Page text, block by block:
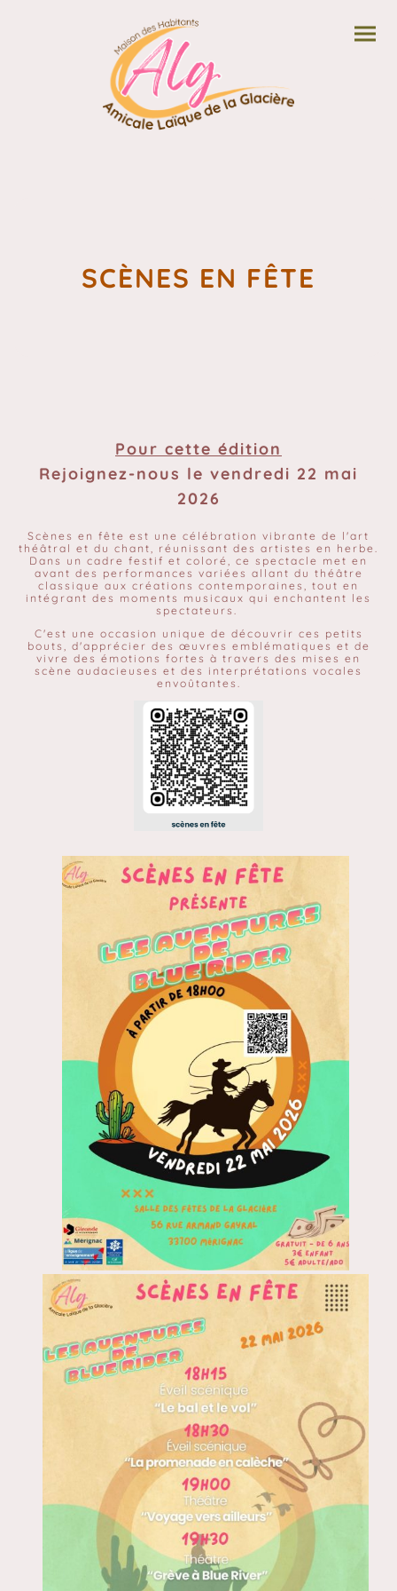
SCÈNES EN FÊTE
Pour cette édition
Rejoignez-nous le vendredi 22 mai
2026
Scènes en fête est une célébration vibrante de l'art
théâtral et du chant, réunissant des artistes en herbe.
Dans un cadre festif et coloré, ce spectacle met en
avant des performances variées allant du théâtre
classique aux créations contemporaines, tout en
intégrant des moments musicaux qui enchantent les
spectateurs.
C'est une occasion unique de découvrir ces petits
bouts, d'apprécier des œuvres emblématiques et de
vivre des émotions fortes à travers des mises en
scène audacieuses et des interprétations vocales
envoûtantes.